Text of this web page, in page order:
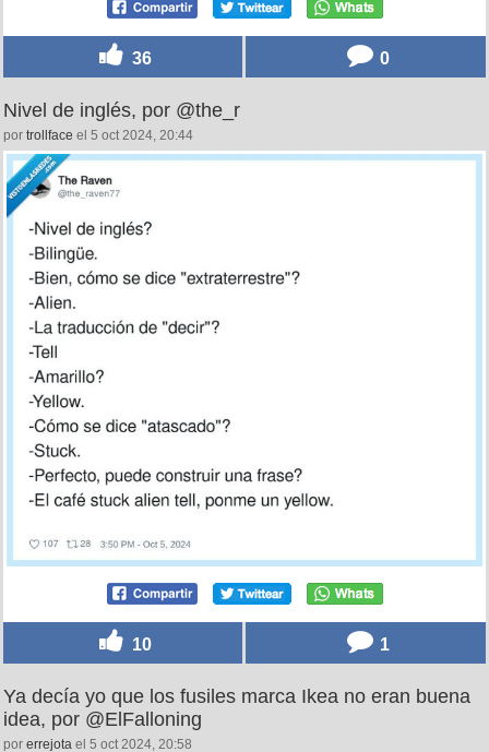
36 0
Nivel de inglés, por @the_r
por trollface el 5 oct 2024, 20:44
10 1
Ya decía yo que los fusiles marca Ikea no eran buena
idea, por @ElFalloning
por errejota el 5 oct 2024, 20:58